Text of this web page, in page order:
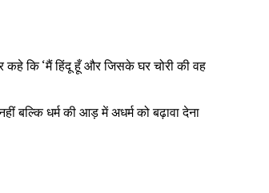
कि ‘मैं हिंदू हूँ और जिसके घर चोरी की वह
बल्कि धर्म की आड़ में अधर्म को बढ़ावा देना